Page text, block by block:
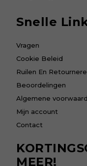
Snelle
Vragen
Cookie Beleid
Ruilen En
Beoordelingen
Algemene
Mijn account
Contact
MEER!